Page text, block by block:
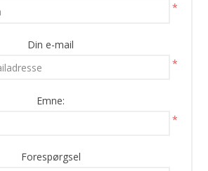
*
Din e-mail
*
Emne:
*
Forespørgsel